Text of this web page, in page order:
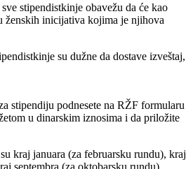
stipendistkinje obavežu da će kao
ženskih inicijativa kojima je njihova
su dužne da dostave izveštaj,
stipendiju podnesete na RŽF formularu
u dinarskim iznosima i da priložite
kraj januara (za februarsku rundu), kraj
septembra (za oktobarsku rundu).